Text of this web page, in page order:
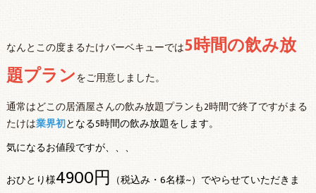
なんとこの度まるたけバーベキューでは5時間の飲み放
題プランをご用意しました。
通常はどこの居酒屋さんの飲み放題プランも2時間で終了ですがまる
たけは業界初となる5時間の飲み放題をします。
気になるお値段ですが、、、
おひとり様4900円 （税込み・6名様~）でやらせていただきま